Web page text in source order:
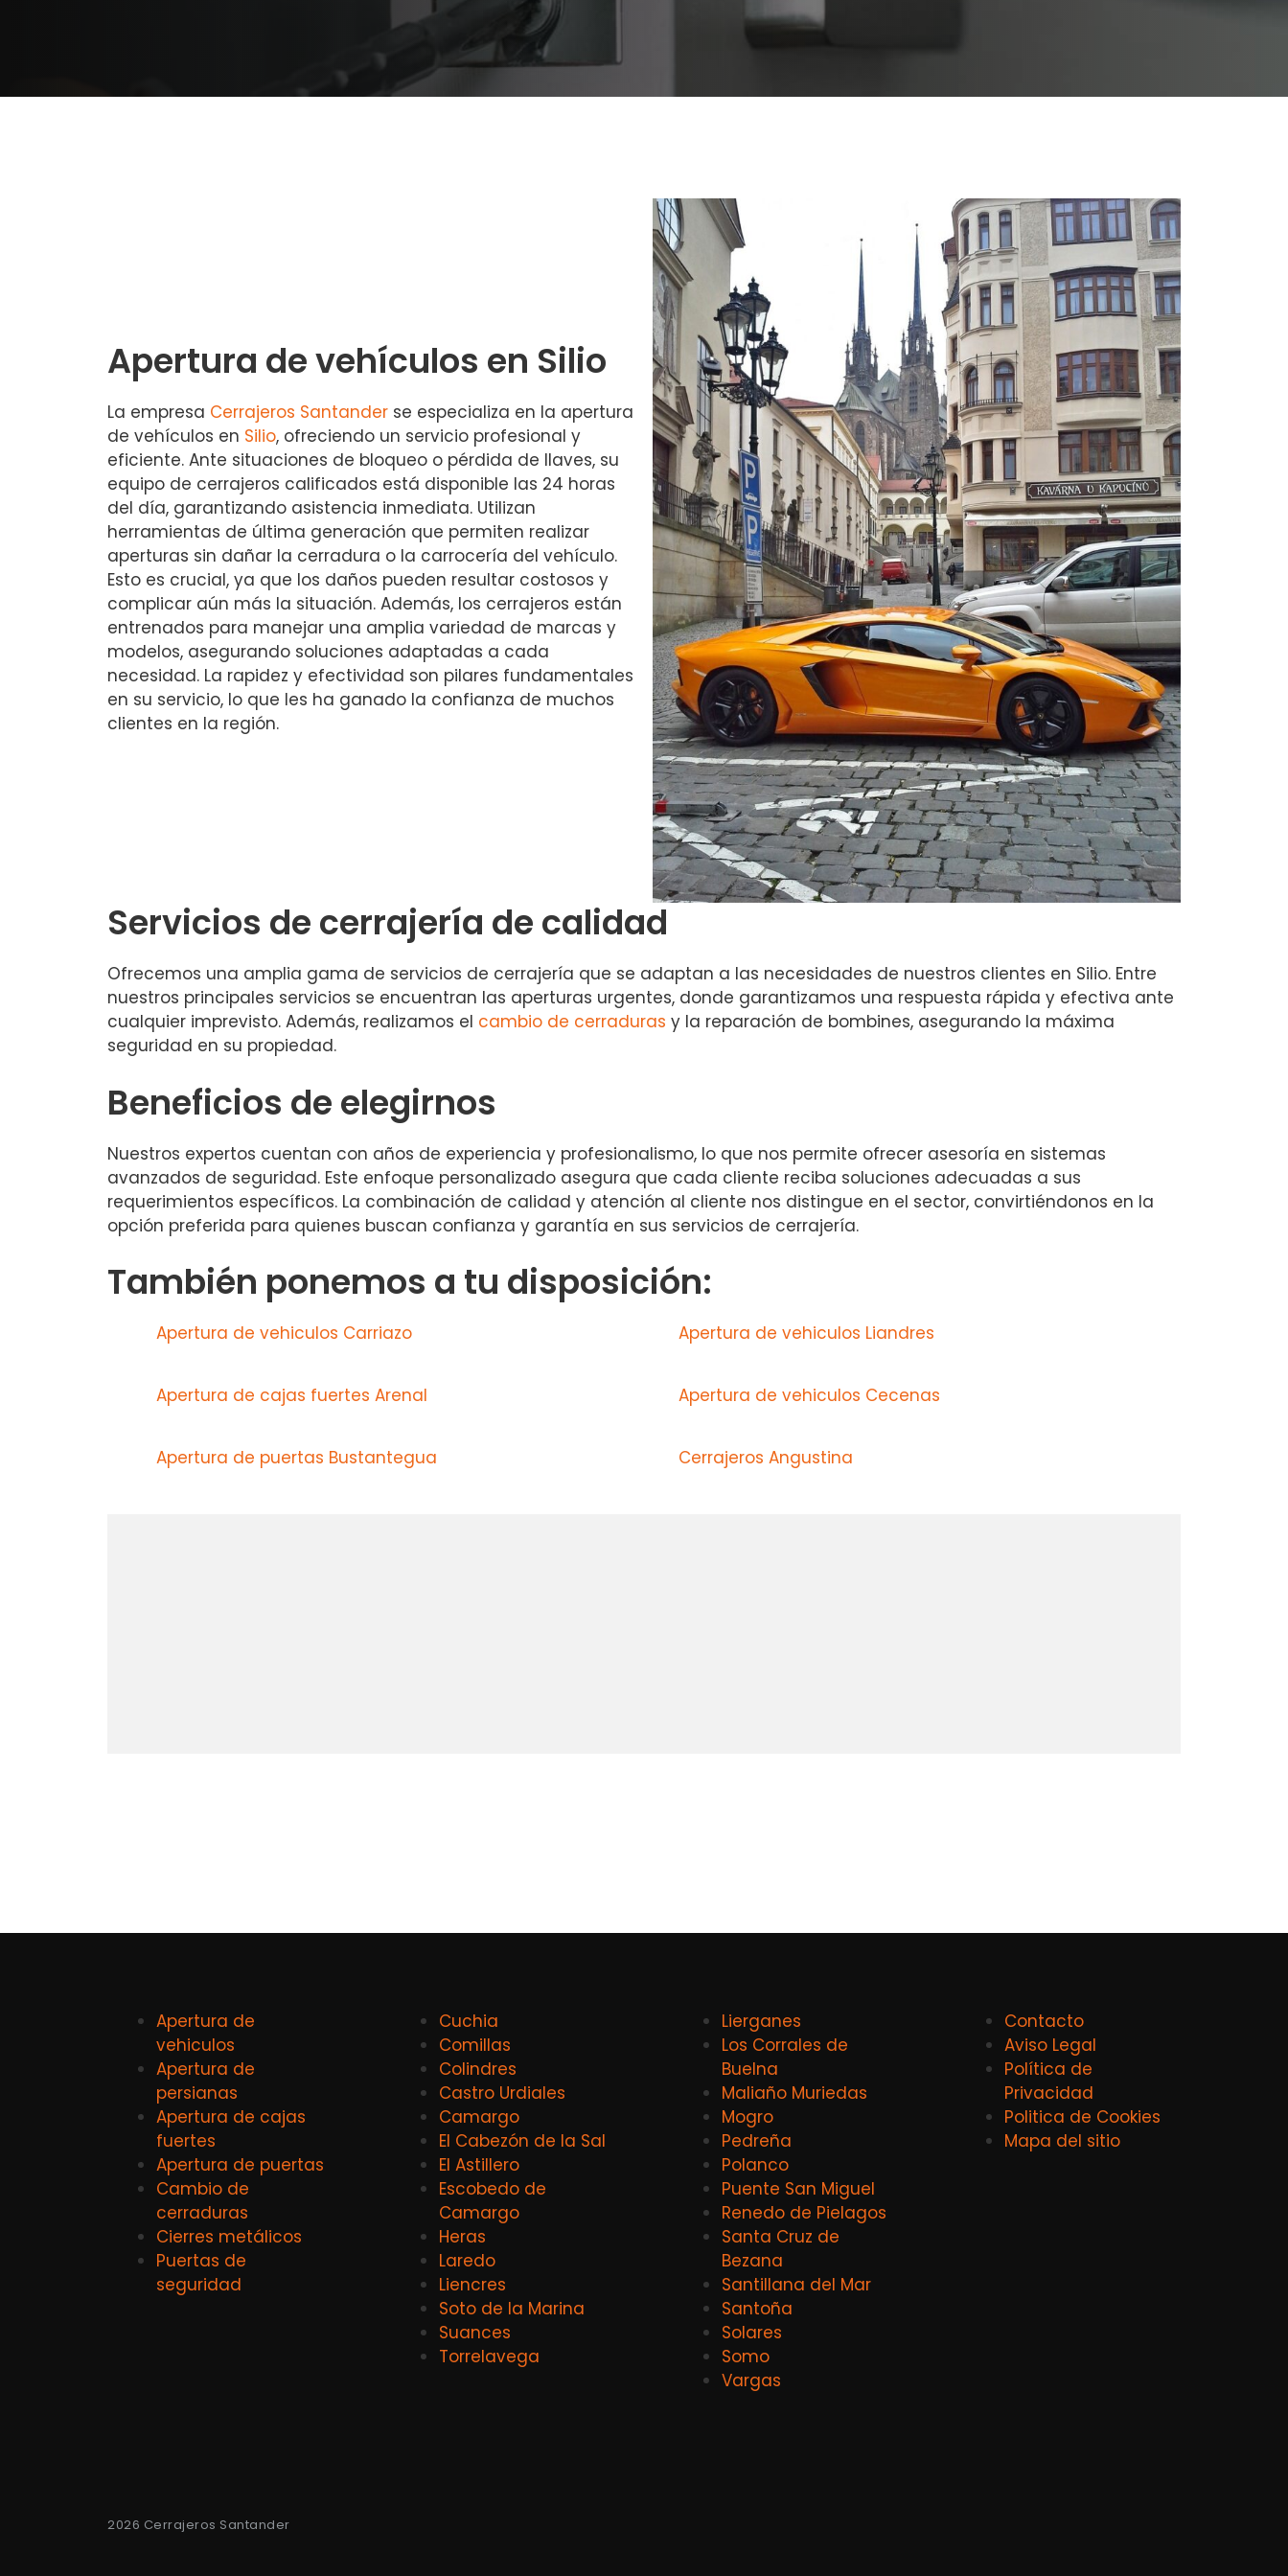
Apertura de vehículos en Silio
La empresa Cerrajeros Santander se especializa en la apertura
de vehículos en Silio, ofreciendo un servicio profesional y
eficiente. Ante situaciones de bloqueo o pérdida de llaves, su
equipo de cerrajeros calificados está disponible las 24 horas
del día, garantizando asistencia inmediata. Utilizan
herramientas de última generación que permiten realizar
aperturas sin dañar la cerradura o la carrocería del vehículo.
Esto es crucial, ya que los daños pueden resultar costosos y
complicar aún más la situación. Además, los cerrajeros están
entrenados para manejar una amplia variedad de marcas y
modelos, asegurando soluciones adaptadas a cada
necesidad. La rapidez y efectividad son pilares fundamentales
en su servicio, lo que les ha ganado la confianza de muchos
clientes en la región.
Servicios de cerrajería de calidad
Ofrecemos una amplia gama de servicios de cerrajería que se adaptan a las necesidades de nuestros clientes en Silio. Entre
nuestros principales servicios se encuentran las aperturas urgentes, donde garantizamos una respuesta rápida y efectiva ante
cualquier imprevisto. Además, realizamos el cambio de cerraduras y la reparación de bombines, asegurando la máxima
seguridad en su propiedad.
Beneficios de elegirnos
Nuestros expertos cuentan con años de experiencia y profesionalismo, lo que nos permite ofrecer asesoría en sistemas
avanzados de seguridad. Este enfoque personalizado asegura que cada cliente reciba soluciones adecuadas a sus
requerimientos específicos. La combinación de calidad y atención al cliente nos distingue en el sector, convirtiéndonos en la
opción preferida para quienes buscan confianza y garantía en sus servicios de cerrajería.
También ponemos a tu disposición:
Apertura de vehiculos Carriazo Apertura de vehiculos Liandres
Apertura de cajas fuertes Arenal Apertura de vehiculos Cecenas
Apertura de puertas Bustantegua Cerrajeros Angustina
Apertura de
vehiculos
Apertura de
persianas
Apertura de cajas
fuertes
Apertura de puertas
Cambio de
cerraduras
Cierres metálicos
Puertas de
seguridad
Cuchia
Comillas
Colindres
Castro Urdiales
Camargo
El Cabezón de la Sal
El Astillero
Escobedo de
Camargo
Heras
Laredo
Liencres
Soto de la Marina
Suances
Torrelavega
Lierganes
Los Corrales de
Buelna
Maliaño Muriedas
Mogro
Pedreña
Polanco
Puente San Miguel
Renedo de Pielagos
Santa Cruz de
Bezana
Santillana del Mar
Santoña
Solares
Somo
Vargas
Contacto
Aviso Legal
Política de
Privacidad
Politica de Cookies
Mapa del sitio
2026 Cerrajeros Santander